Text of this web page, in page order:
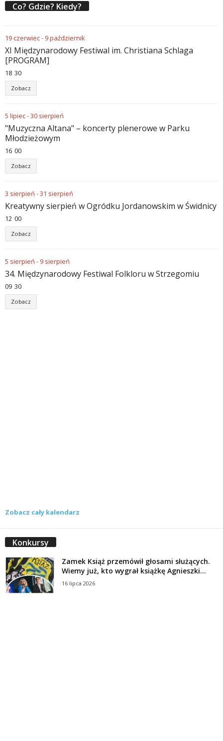
Co? Gdzie? Kiedy?
19czerwiec- 9październik
XI Międzynarodowy Festiwal im. Christiana Schlaga
[PROGRAM]
18 30
Zobacz
5 lipiec-30 sierpień
"Muzyczna Altana" – koncerty plenerowe w Parku
Młodzieżowym
16 00
Zobacz
3 sierpień -31 sierpień
Kreatywny sierpień w Ogródku Jordanowskim w Świdnicy
12 00
Zobacz
5 sierpień - 9 sierpień
34. Międzynarodowy Festiwal Folkloru w Strzegomiu
09 30
Zobacz
Zobacz cały kalendarz
Konkursy
Zamek Książ przemówił głosami służących.
Wiemy już, kto wygrał książkę Agnieszki...
16 lipca 2026